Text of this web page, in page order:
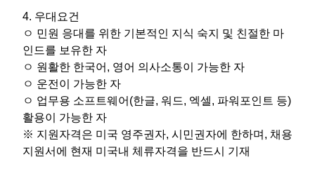
4. 우대요건
ㅇ 민원 응대를 위한 기본적인 지식 숙지 및 친절한 마
인드를 보유한 자
ㅇ 원활한 한국어, 영어 의사소통이 가능한 자
ㅇ 운전이 가능한 자
ㅇ 업무용 소프트웨어(한글, 워드, 엑셀, 파워포인트 등)
활용이 가능한 자
※ 지원자격은 미국 영주권자, 시민권자에 한하며, 채용
지원서에 현재 미국내 체류자격을 반드시 기재